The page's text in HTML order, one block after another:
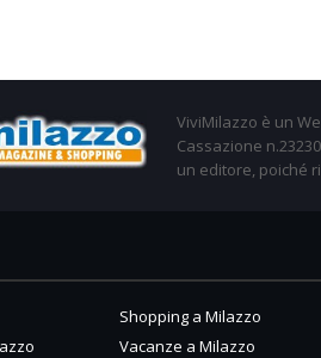
ViviMilazzo è un
Cassazione
un editore, poiché
Shopping a Milazzo
Vacanze a Milazzo